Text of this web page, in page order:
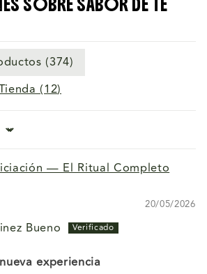
SOBRE SABOR DE TÉ
(374)
(12)
— El Ritual Completo
20/05/2026
Bueno
experiencia